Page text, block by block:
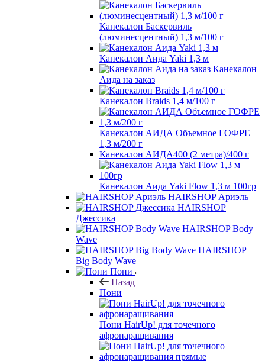
Канекалон Баскервиль
(люминесцентный) 1,3 м/100 г
Канекалон Аида Yaki 1,3 м
Канекалон
Аида на заказ
Канекалон Braids 1,4 м/100 г
Канекалон АИДА Объемное ГОФРЕ
1,3 м/200 г
Канекалон АИДА400 (2 метра)/400 г
Канекалон Аида Yaki Flow 1,3 м 100гр
HAIRSHOP Ариэль
HAIRSHOP
Джессика
HAIRSHOP Body
Wave
HAIRSHOP
Big Body Wave
Пони
Назад
Пони
Пони HairUp! для точечного
афронаращивания